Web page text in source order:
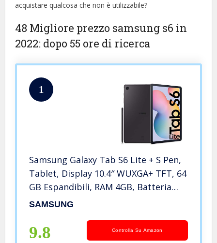
acquistare qualcosa che non è utilizzabile?
48 Migliore prezzo samsung s6 in
2022: dopo 55 ore di ricerca
1
Samsung Galaxy Tab S6 Lite + S Pen,
Tablet, Display 10.4″ WUXGA+ TFT, 64
GB Espandibili, RAM 4GB, Batteria
7040 mAh (Ricarica rapida), WiFi,
[Versione Italiana]
SAMSUNG
9.8 Controlla Su Amazon